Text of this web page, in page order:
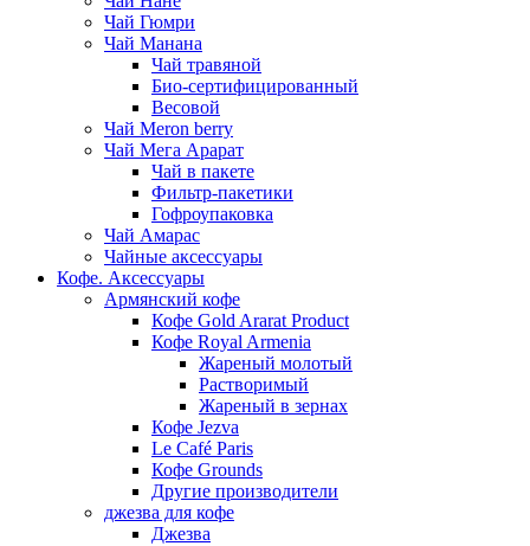
Чай Гюмри
Чай Манана
Чай травяной
Био-сертифицированный
Весовой
Чай Meron berry
Чай Мега Арарат
Чай в пакете
Фильтр-пакетики
Гофроупаковка
Чай Амарас
Чайные аксессуары
Кофе. Аксессуары
Армянский кофе
Кофе Gold Ararat Product
Кофе Royal Armenia
Жареный молотый
Растворимый
Жареный в зернах
Кофе Jezva
Le Café Paris
Кофе Grounds
Другие производители
джезва для кофе
Джезва